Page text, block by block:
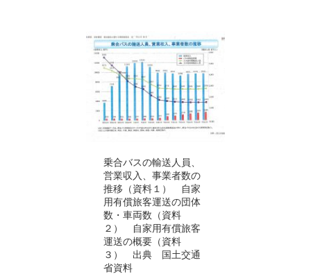
乗合バスの輸送人員、
営業収入、事業者数の
推移（資料１） 自家
用有償旅客運送の団体
数・車両数（資料
２） 自家用有償旅客
運送の概要（資料
３） 出典 国土交通
省資料